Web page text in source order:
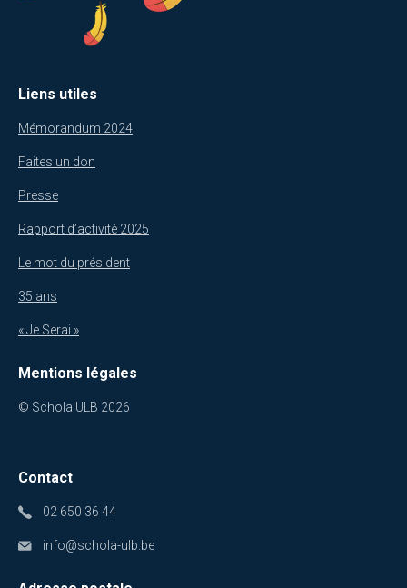
Liens utiles
Mémorandum 2024
Faites un don
Presse
Rapport d’activité 2025
Le mot du président
35 ans
« Je Serai »
Mentions légales
© Schola ULB 2026
Contact
02 650 36 44
info@schola-ulb.be